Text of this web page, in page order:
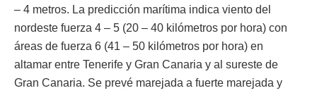
– 4 metros. La predicción marítima indica viento del
nordeste fuerza 4 – 5 (20 – 40 kilómetros por hora) con
áreas de fuerza 6 (41 – 50 kilómetros por hora) en
altamar entre Tenerife y Gran Canaria y al sureste de
Gran Canaria. Se prevé marejada a fuerte marejada y